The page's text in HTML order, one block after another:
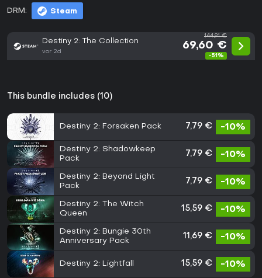
DRM: Steam
Destiny 2: The Collection
vor 2d
144,91 €
69,60 €
-51%
This bundle includes (10)
Destiny 2: Forsaken Pack 7,79 € -10%
Destiny 2: Shadowkeep
Pack
7,79 € -10%
Destiny 2: Beyond Light
Pack
7,79 € -10%
Destiny 2: The Witch
Queen
15,59 € -10%
Destiny 2: Bungie 30th
Anniversary Pack
11,69 € -10%
Destiny 2: Lightfall 15,59 € -10%